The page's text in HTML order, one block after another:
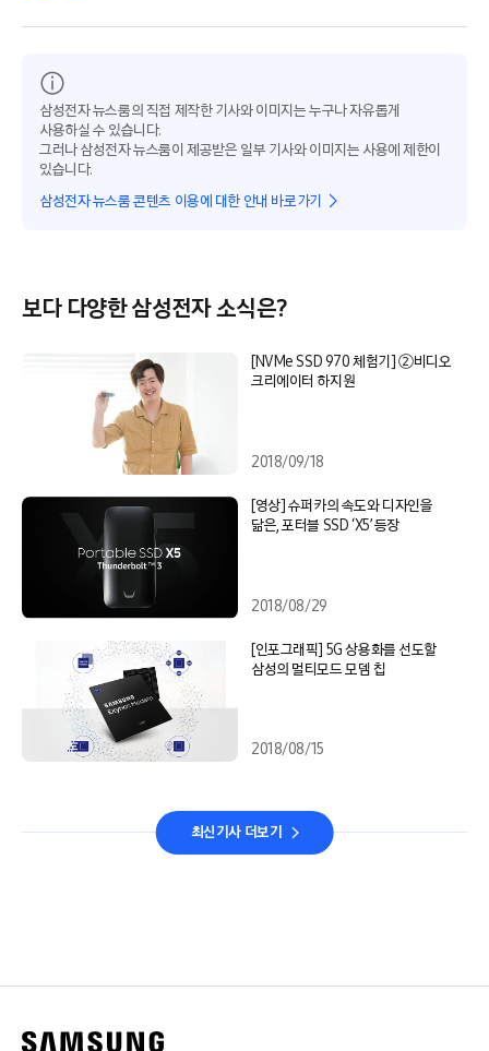
삼성전자 뉴스룸의 직접 제작한 기사와 이미지는 누구나 자유롭게
사용하실 수 있습니다.
그러나 삼성전자 뉴스룸이 제공받은 일부 기사와 이미지는 사용에 제한이
있습니다.
삼성전자 뉴스룸 콘텐츠 이용에 대한 안내 바로가기
보다 다양한 삼성전자 소식은?
[NVMe SSD 970 체험기] ②비디오
크리에이터 하지원
2018/09/18
[영상] 슈퍼카의 속도와 디자인을
닮은, 포터블 SSD ‘X5’ 등장
2018/08/29
[인포그래픽] 5G 상용화를 선도할
삼성의 멀티모드 모뎀 칩
2018/08/15
최신기사 더보기